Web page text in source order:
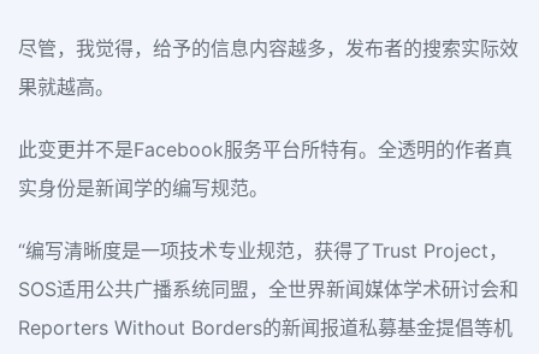
尽管，我觉得，给予的信息内容越多，发布者的搜索实际效
果就越高。
此变更并不是Facebook服务平台所特有。全透明的作者真
实身份是新闻学的编写规范。
“编写清晰度是一项技术专业规范，获得了Trust Project，
SOS适用公共广播系统同盟，全世界新闻媒体学术研讨会和
Reporters Without Borders的新闻报道私募基金提倡等机